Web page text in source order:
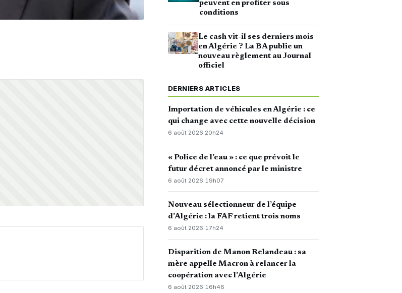
peuvent en profiter sous
conditions
Le cash vit-il ses derniers mois
en Algérie ? La BA publie un
nouveau règlement au Journal
officiel
DERNIERS ARTICLES
Importation de véhicules en Algérie : ce
qui change avec cette nouvelle décision
6 août 2026·20h24
« Police de l’eau » : ce que prévoit le
futur décret annoncé par le ministre
6 août 2026· 19h07
Nouveau sélectionneur de l’équipe
d’Algérie : la FAF retient trois noms
6 août 2026·17h24
Disparition de Manon Relandeau : sa
mère appelle Macron à relancer la
coopération avec l’Algérie
6 août 2026·16h46